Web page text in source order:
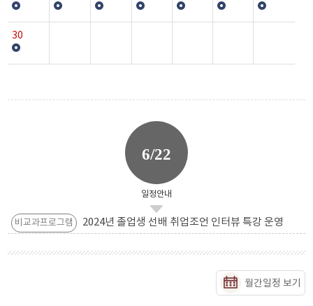
30
6/22
일정안내
비교과프로그램 2024년 졸업생 선배 취업조언 인터뷰 특강 운영
월간일정 보기